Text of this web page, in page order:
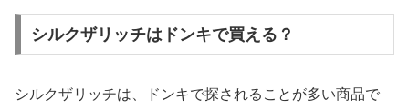
シルクザリッチはドンキで買える？
シルクザリッチは、ドンキで探されることが多い商品で